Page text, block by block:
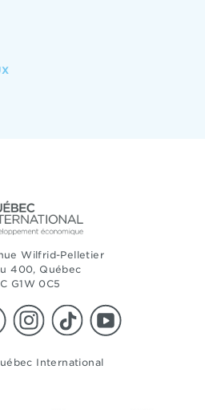
Wilfrid-Pelletier
400, Québec
G1W 0C5
International